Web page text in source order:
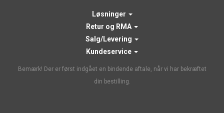
Løsninger
Retur og RMA
Salg/Levering
Kundeservice
Bemærk! Der er først indgået en bindende aftale, når vi har bekræftet
din bestilling.